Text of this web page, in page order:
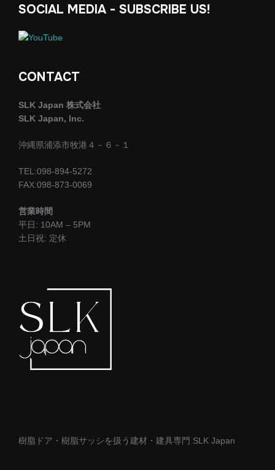
SOCIAL MEDIA - SUBSCRIBE US!
CONTACT
SLK Japan 株式会社
SLK Japan, Inc.
沖縄県浦添市牧港４－６－１
TEL:098-894-5272
FAX:098-873-0069
営業時間
平日: 10AM – 5PM
土日祝: 定休
樹脂ドア・樹脂サッシを扱う建材・建具専門 SLK Japan